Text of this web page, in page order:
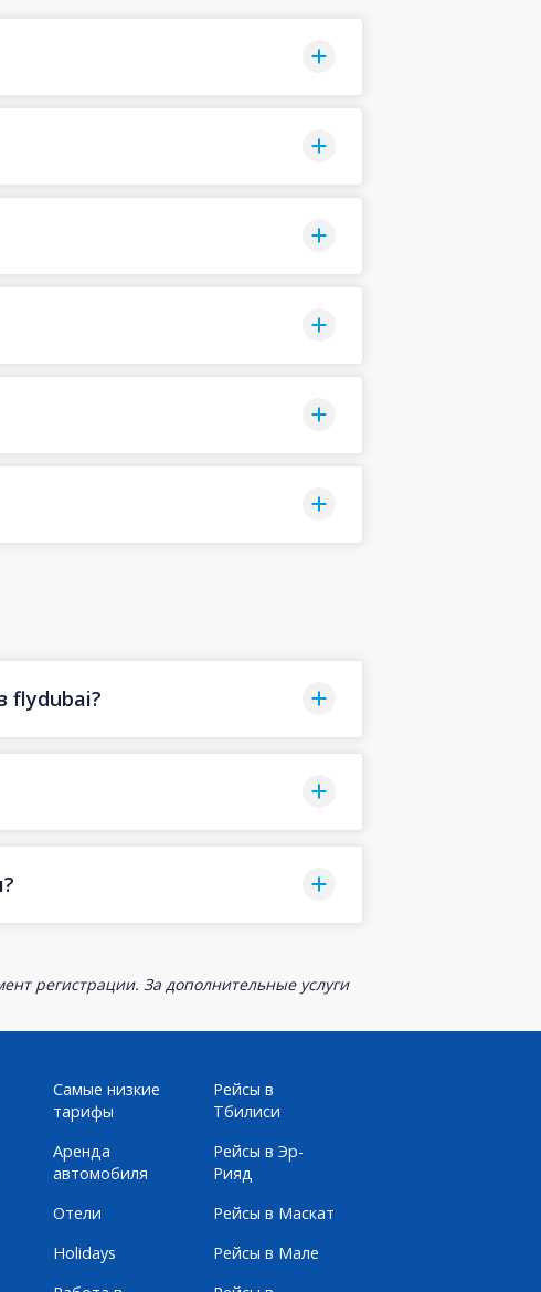
flydubai?
регистрации. За дополнительные услуги
Самые низкие
тарифы
Аренда
автомобиля
Отели
Holidays
Рейсы в
Тбилиси
Рейсы в Эр-
Рияд
Рейсы в Маскат
Рейсы в Мале